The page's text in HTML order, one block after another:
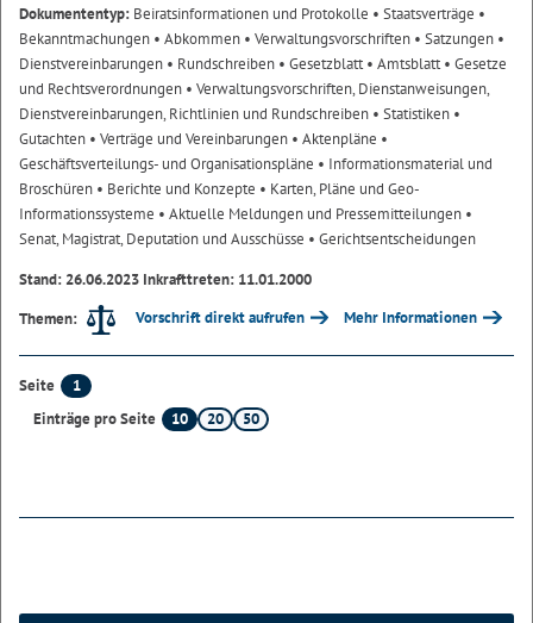
Dokumententyp: Beiratsinformationen und Protokolle • Staatsverträge •
Bekanntmachungen • Abkommen • Verwaltungsvorschriften • Satzungen •
Dienstvereinbarungen • Rundschreiben • Gesetzblatt• Amtsblatt• Gesetze
und Rechtsverordnungen • Verwaltungsvorschriften, Dienstanweisungen,
Dienstvereinbarungen, Richtlinien und Rundschreiben • Statistiken •
Gutachten • Verträge und Vereinbarungen • Aktenpläne •
Geschäftsverteilungs- und Organisationspläne • Informationsmaterial und
Broschüren • Berichte und Konzepte • Karten, Pläne und Geo-
Informationssysteme • Aktuelle Meldungen und Pressemitteilungen •
Senat, Magistrat, Deputation und Ausschüsse • Gerichtsentscheidungen
Stand: 26.06.2023 Inkrafttreten: 11.01.2000
Themen:
Vorschrift direkt aufrufen Mehr Informationen
Seite
1
Einträge pro Seite
10 20 50